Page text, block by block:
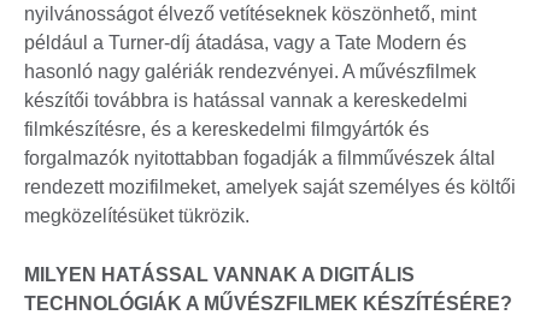
nyilvánosságot élvező vetítéseknek köszönhető, mint
például a Turner-díj átadása, vagy a Tate Modern és
hasonló nagy galériák rendezvényei. A művészfilmek
készítői továbbra is hatással vannak a kereskedelmi
filmkészítésre, és a kereskedelmi filmgyártók és
forgalmazók nyitottabban fogadják a filmművészek által
rendezett mozifilmeket, amelyek saját személyes és költői
megközelítésüket tükrözik.
MILYEN HATÁSSAL VANNAK A DIGITÁLIS
TECHNOLÓGIÁK A MŰVÉSZFILMEK KÉSZÍTÉSÉRE?